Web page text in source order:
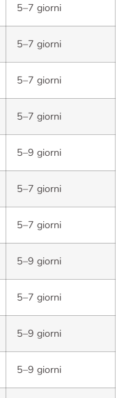
5–7 giorni
5–7 giorni
5–7 giorni
5–7 giorni
5–9 giorni
5–7 giorni
5–7 giorni
5–9 giorni
5–7 giorni
5–9 giorni
5–9 giorni